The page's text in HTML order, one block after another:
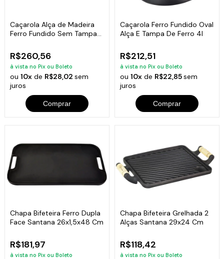
Caçarola Alça de Madeira
Ferro Fundido Sem Tampa
R$260,56
à vista no Pix ou Boleto
ou10x de R$28,02sem
juros
Comprar
Caçarola Ferro Fundido Oval
Alça E Tampa De Ferro 4l
R$212,51
à vista no Pix ou Boleto
ou 10xde R$22,85sem
juros
Comprar
Chapa Bifeteira Ferro Dupla
Face Santana 26x1,5x48 Cm
R$181,97
à vista no Pix ou Boleto
Chapa Bifeteira Grelhada 2
Alças Santana 29x24 Cm
R$118,42
à vista no Pix ou Boleto